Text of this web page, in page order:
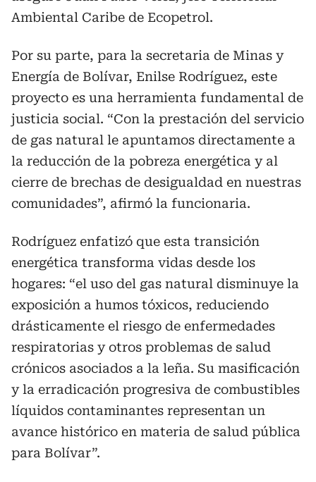
Ambiental Caribe de Ecopetrol.
Por su parte, para la secretaria de Minas y
Energía de Bolívar, Enilse Rodríguez, este
proyecto es una herramienta fundamental de
justicia social. “Con la prestación del servicio
de gas natural le apuntamos directamente a
la reducción de la pobreza energética y al
cierre de brechas de desigualdad en nuestras
comunidades”, afirmó la funcionaria.
Rodríguez enfatizó que esta transición
energética transforma vidas desde los
hogares: “el uso del gas natural disminuye la
exposición a humos tóxicos, reduciendo
drásticamente el riesgo de enfermedades
respiratorias y otros problemas de salud
crónicos asociados a la leña. Su masificación
y la erradicación progresiva de combustibles
líquidos contaminantes representan un
avance histórico en materia de salud pública
para Bolívar”.